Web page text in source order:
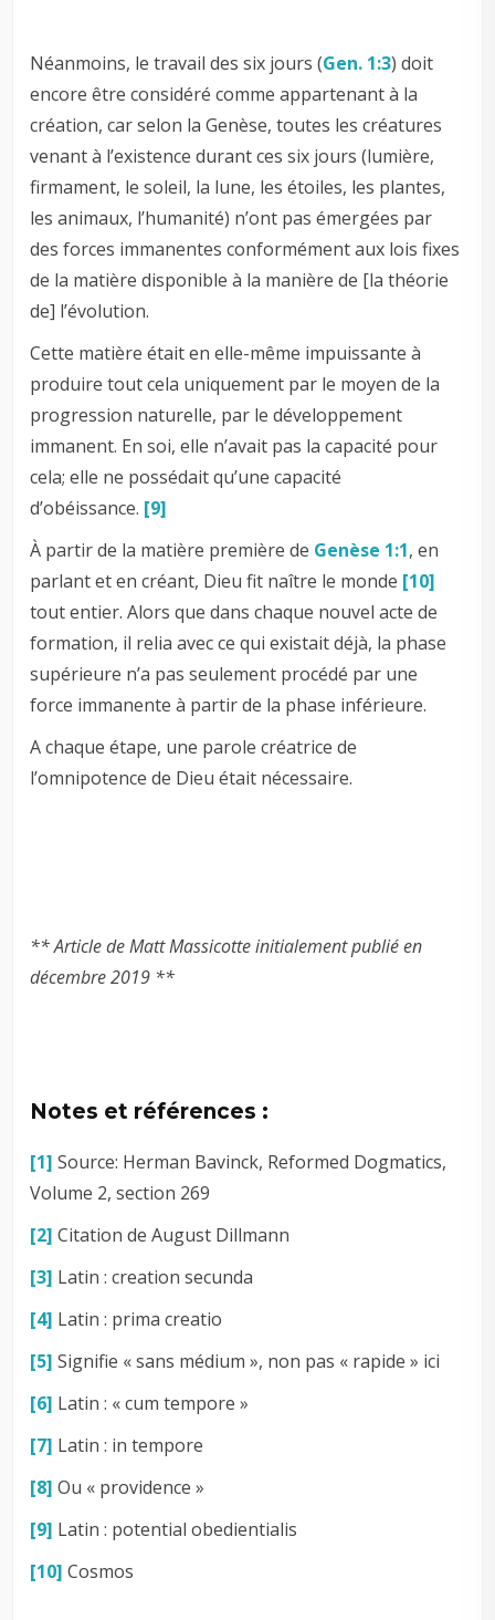
Néanmoins, le travail des six jours (Gen. 1:3) doit
encore être considéré comme appartenant à la
création, car selon la Genèse, toutes les créatures
venant à l’existence durant ces six jours (lumière,
firmament, le soleil, la lune, les étoiles, les plantes,
les animaux, l’humanité) n’ont pas émergées par
des forces immanentes conformément aux lois fixes
de la matière disponible à la manière de [la théorie
de] l’évolution.
Cette matière était en elle-même impuissante à
produire tout cela uniquement par le moyen de la
progression naturelle, par le développement
immanent. En soi, elle n’avait pas la capacité pour
cela; elle ne possédait qu’une capacité
d’obéissance. [9]
À partir de la matière première de Genèse 1:1, en
parlant et en créant, Dieu fit naître le monde [10]
tout entier. Alors que dans chaque nouvel acte de
formation, il relia avec ce qui existait déjà, la phase
supérieure n’a pas seulement procédé par une
force immanente à partir de la phase inférieure.
A chaque étape, une parole créatrice de
l’omnipotence de Dieu était nécessaire.
** Article de Matt Massicotte initialement publié en
décembre 2019 **
Notes et références :
[1] Source: Herman Bavinck, Reformed Dogmatics,
Volume 2, section 269
[2] Citation de August Dillmann
[3] Latin : creation secunda
[4] Latin : prima creatio
[5] Signifie « sans médium », non pas « rapide » ici
[6] Latin : « cum tempore »
[7] Latin : in tempore
[8] Ou « providence »
[9] Latin : potential obedientialis
[10] Cosmos